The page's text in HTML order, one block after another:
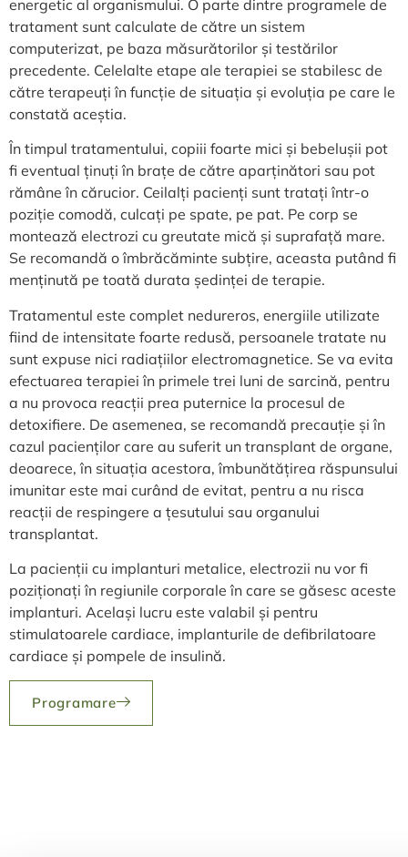
energetic al organismului. O parte dintre programele de
tratament sunt calculate de către un sistem
computerizat, pe baza măsurătorilor și testărilor
precedente. Celelalte etape ale terapiei se stabilesc de
către terapeuți în funcție de situația și evoluția pe care le
constată aceștia.
În timpul tratamentului, copiii foarte mici și bebelușii pot
fi eventual ținuți în brațe de către aparținători sau pot
rămâne în cărucior. Ceilalți pacienți sunt tratați într-o
poziție comodă, culcați pe spate, pe pat. Pe corp se
montează electrozi cu greutate mică și suprafață mare.
Se recomandă o îmbrăcăminte subțire, aceasta putând fi
menținută pe toată durata ședinței de terapie.
Tratamentul este complet nedureros, energiile utilizate
fiind de intensitate foarte redusă, persoanele tratate nu
sunt expuse nici radiațiilor electromagnetice. Se va evita
efectuarea terapiei în primele trei luni de sarcină, pentru
a nu provoca reacții prea puternice la procesul de
detoxifiere. De asemenea, se recomandă precauție și în
cazul pacienților care au suferit un transplant de organe,
deoarece, în situația acestora, îmbunătățirea răspunsului
imunitar este mai curând de evitat, pentru a nu risca
reacții de respingere a țesutului sau organului
transplantat.
La pacienții cu implanturi metalice, electrozii nu vor fi
poziționați în regiunile corporale în care se găsesc aceste
implanturi. Același lucru este valabil și pentru
stimulatoarele cardiace, implanturile de defibrilatoare
cardiace și pompele de insulină.
Programare